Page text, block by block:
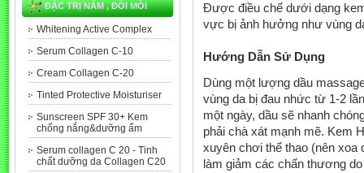
ĐẶC TRỊ NÁM , ĐỒI MỒI
Whitening Active Complex
Serum Collagen C-10
Cream Collagen C-20
Tinted Protective Moisturiser
Sunscreen SPF 30+ Kem
chống nắng&dưỡng ẩm
Serum collagen C 20 - Tinh
chất dưỡng da Collagen C20
Được điều chế dưới dạng
vực bị ảnh hưởng như vùng
Hướng Dẫn Sử Dụng
Dùng một lượng dầu
vùng da bị đau nhức từ 1-2
một ngày, dầu sẽ nhanh
phải chà xát mạnh mẽ. Kem
xuyên chơi thể thao (nên
làm giảm các chấn thương